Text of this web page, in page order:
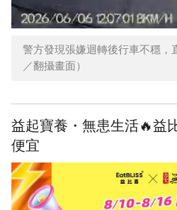
警方發現張嫌迴轉後行車不穩，
／翻攝畫面）
益起寶養・無患生活🔥益
便宜